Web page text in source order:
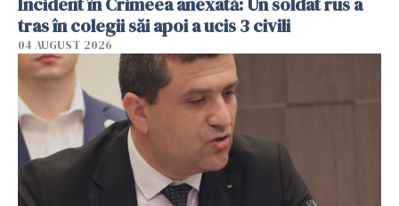
tras în colegii săi apoi a ucis 3 civili
04 AUGUST 2026